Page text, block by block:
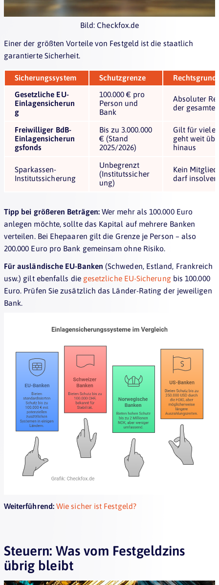
Bild: Checkfox.de
Einer der größten Vorteile von Festgeld ist die staatlich
garantierte Sicherheit.
Sicherungssystem Schutzgrenze
Gesetzliche EU-
Einlagensicherun
g
100.000 € pro
Person und
Bank
Absoluter
der
Freiwilliger BdB-
Einlagensicherun
gsfonds
Bis zu 3.000.000
€ (Stand
2025/2026)
Gilt für viele
geht weit
hinaus
Sparkassen-
Institutssicherung
Unbegrenzt
(Institutssicher
ung)
Kein
darf
Tipp bei größeren Beträgen:Wer mehr als 100.000 Euro
anlegen möchte, sollte das Kapital auf mehrere Banken
verteilen. Bei Ehepaaren gilt die Grenze je Person – also
200.000 Euro pro Bank gemeinsam ohne Risiko.
Für ausländische EU-Banken (Schweden, Estland, Frankreich
usw.) gilt ebenfalls die gesetzliche EU-Sicherung bis 100.000
Euro. Prüfen Sie zusätzlich das Länder-Rating der jeweiligen
Bank.
Weiterführend:Wie sicher ist Festgeld?
Steuern: Was vom Festgeldzins
übrig bleibt